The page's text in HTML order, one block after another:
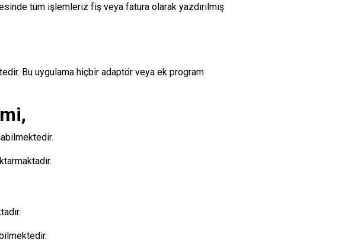
tüm işlemleriz fiş veya fatura olarak yazdırılmış
Bu uygulama hiçbir adaptör veya ek program